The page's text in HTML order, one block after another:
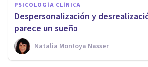
PSICOLOGÍA CLÍNICA
Despersonalización y
parece un sueño
Natalia Montoya Nasser